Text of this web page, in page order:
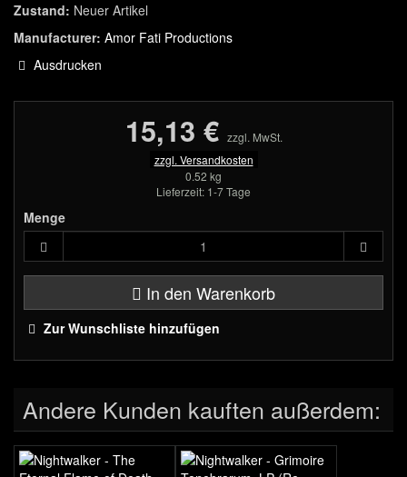
Zustand: Neuer Artikel
Manufacturer: Amor Fati Productions
Ausdrucken
15,13 € zzgl. MwSt.
zzgl. Versandkosten
0.52 kg
Lieferzeit: 1-7 Tage
Menge
In den Warenkorb
Zur Wunschliste hinzufügen
Andere Kunden kauften außerdem: